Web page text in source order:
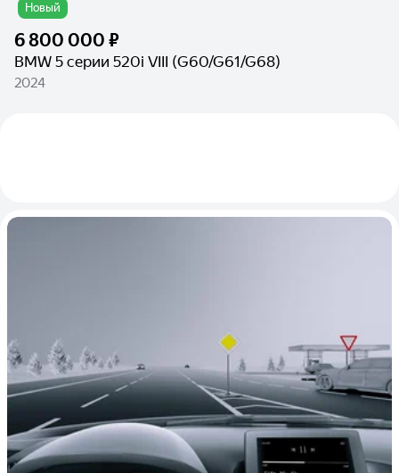
Новый
6 800 000 ₽
BMW 5 серии 520i VIII (G60/G61/G68)
2024